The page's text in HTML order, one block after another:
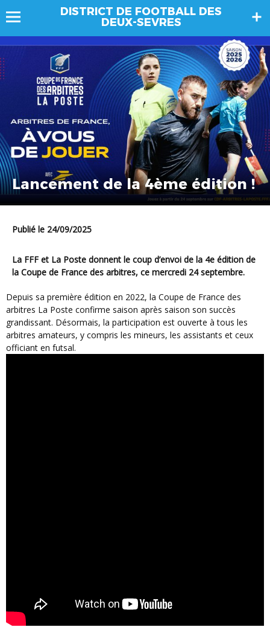
DISTRICT DE FOOTBALL DES
DEUX-SEVRES
Lancement de la 4ème édition !
Publié le 24/09/2025
La FFF et La Poste donnent le coup d’envoi de la 4e édition de
la Coupe de France des arbitres, ce mercredi 24 septembre.
Depuis sa première édition en 2022, la Coupe de France des
arbitres La Poste confirme saison après saison son succès
grandissant. Désormais, la participation est ouverte à tous les
arbitres amateurs, y compris les mineurs, les assistants et ceux
officiant en futsal.